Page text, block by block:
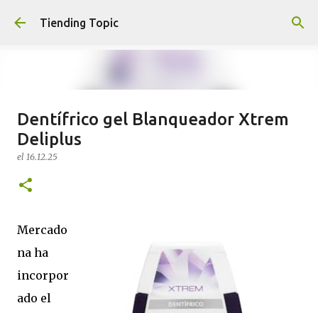
Ir al contenido principal
Tiending Topic
Maquillaje fluido Hydra Deliplus
210 cappuccino (nuevo)
el24.9.25
Dentífrico gel Blanqueador Xtrem
Deliplus
el 16.12.25
Mercado
na ha
incorpor
ado el